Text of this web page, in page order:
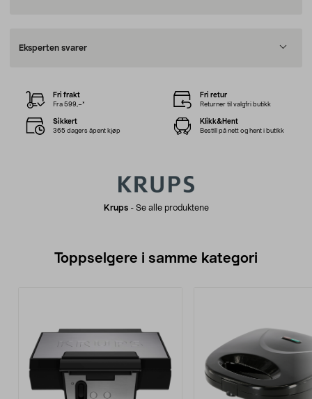
Eksperten svarer
Krups- Se alle produktene
Fri frakt
Fra 599,–*
Fri retur
Returner til valgfri butikk
Sikkert
365 dagers åpent kjøp
Klikk&Hent
Bestill på nett og hent i butikk
Toppselgere i samme kategori